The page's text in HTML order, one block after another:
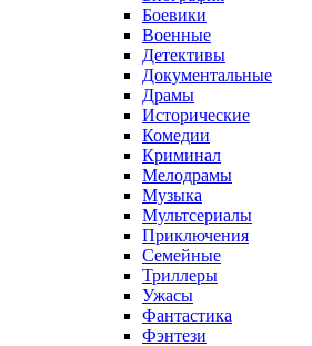
Боевики
Военные
Детективы
Документальные
Драмы
Исторические
Комедии
Криминал
Мелодрамы
Музыка
Мультсериалы
Приключения
Семейные
Триллеры
Ужасы
Фантастика
Фэнтези